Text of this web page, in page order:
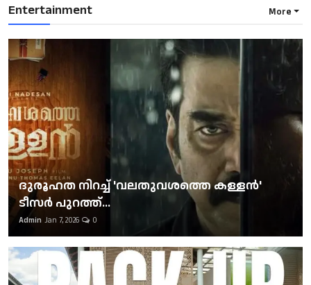
Entertainment More
ദുരൂഹത നിറച്ച് 'വലതുവശത്തെ കള്ളന്‍'
ടീസര്‍ പുറത്ത്...
Admin Jan 7, 2026 0